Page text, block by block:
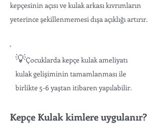
kepçesinin açısı ve kulak arkası kıvrımların
yeterince şekillenmemesi dışa açıklığı artırır.
💡Çocuklarda kepçe kulak ameliyatı
kulak gelişiminin tamamlanması ile
birlikte 5-6 yaştan itibaren yapılabilir.
Kepçe Kulak kimlere uygulanır?